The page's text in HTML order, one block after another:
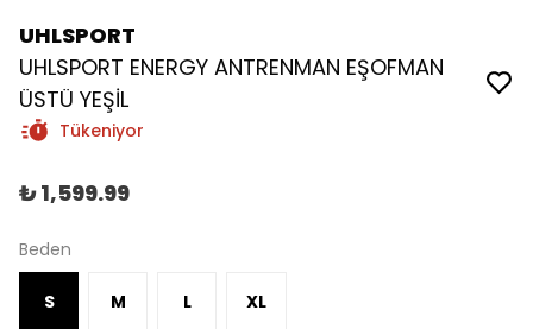
UHLSPORT
UHLSPORT ENERGY ANTRENMAN EŞOFMAN
ÜSTÜ YEŞİL
Tükeniyor
₺ 1,599.99
Beden
S M L XL